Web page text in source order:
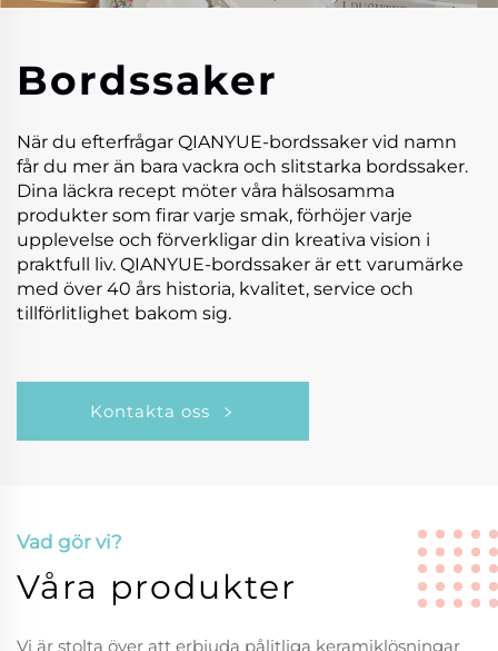
Bordssaker
När du efterfrågar QIANYUE-bordssaker vid namn
får du mer än bara vackra och slitstarka bordssaker.
Dina läckra recept möter våra hälsosamma
produkter som firar varje smak, förhöjer varje
upplevelse och förverkligar din kreativa vision i
praktfull liv. QIANYUE-bordssaker är ett varumärke
med över 40 års historia, kvalitet, service och
tillförlitlighet bakom sig.
Kontakta oss
Vad gör vi?
Våra produkter
Vi är stolta över att erbjuda pålitliga keramiklösningar